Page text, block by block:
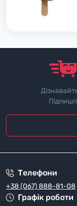
Телефони
+38 (067) 888-81-08
Графік роботи